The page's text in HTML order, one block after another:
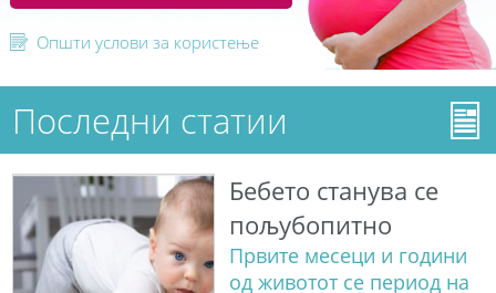
Општи услови за користење
Последни статии
Бебето станува сe
пољубопитно
Првите месеци и години
од животот се период на